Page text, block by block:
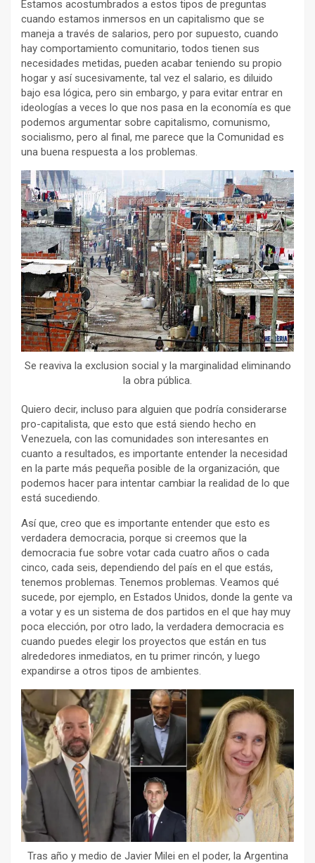
Estamos acostumbrados a estos tipos de preguntas
cuando estamos inmersos en un capitalismo que se
maneja a través de salarios, pero por supuesto, cuando
hay comportamiento comunitario, todos tienen sus
necesidades metidas, pueden acabar teniendo su propio
hogar y así sucesivamente, tal vez el salario, es diluido
bajo esa lógica, pero sin embargo, y para evitar entrar en
ideologías a veces lo que nos pasa en la economía es que
podemos argumentar sobre capitalismo, comunismo,
socialismo, pero al final, me parece que la Comunidad es
una buena respuesta a los problemas.
Se reaviva la exclusion social y la marginalidad eliminando
la obra pública.
Quiero decir, incluso para alguien que podría considerarse
pro-capitalista, que esto que está siendo hecho en
Venezuela, con las comunidades son interesantes en
cuanto a resultados, es importante entender la necesidad
en la parte más pequeña posible de la organización, que
podemos hacer para intentar cambiar la realidad de lo que
está sucediendo.
Así que, creo que es importante entender que esto es
verdadera democracia, porque si creemos que la
democracia fue sobre votar cada cuatro años o cada
cinco, cada seis, dependiendo del país en el que estás,
tenemos problemas. Tenemos problemas. Veamos qué
sucede, por ejemplo, en Estados Unidos, donde la gente va
a votar y es un sistema de dos partidos en el que hay muy
poca elección, por otro lado, la verdadera democracia es
cuando puedes elegir los proyectos que están en tus
alrededores inmediatos, en tu primer rincón, y luego
expandirse a otros tipos de ambientes.
Tras año y medio de Javier Milei en el poder, la Argentina